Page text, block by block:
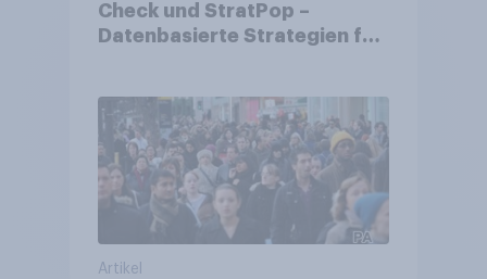
Check und StratPop –
Datenbasierte Strategien für
Artikel